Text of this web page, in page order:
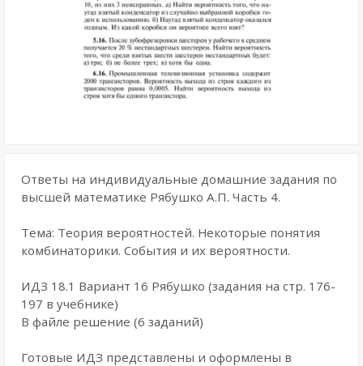
Ответы на индивидуальные домашние задания по
высшей математике Рябушко А.П. Часть 4.
Тема: Теория вероятностей. Некоторые понятия
комбинаторики. События и их вероятности.
ИДЗ 18.1 Вариант 16 Рябушко (задания на стр. 176-
197 в учебнике)
В файле решение (6 заданий)
Готовые ИДЗ представлены и оформлены в